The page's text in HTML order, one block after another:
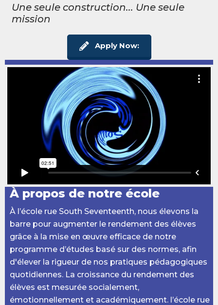
Une seule construction... Une seule
mission
Apply Now:
À propos de notre école
À l’école rue South Seventeenth, nous élevons la
barre pour augmenter le rendement des élèves
grâce à la mise en œuvre efficace de notre
programme d’études basé sur des normes, afin
d'élever la rigueur de nos pratiques pédagogiques
quotidiennes. La croissance du rendement des
élèves est mesurée socialement,
émotionnellement et académiquement. l’école rue